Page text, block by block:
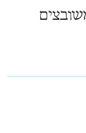
משובצים